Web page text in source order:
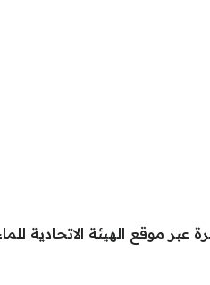
موقع الهيئة الاتحادية